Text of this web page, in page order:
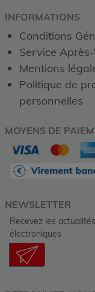
INFORMATIONS
Conditions
Service
Mentions
Politique de
personnelles
MOYENS DE
NEWSLETTER
Recevez les
électroniques